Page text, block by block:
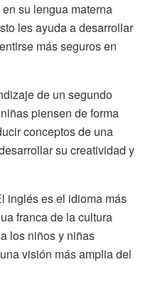
su lengua materna
les ayuda a desarrollar
más seguros en
de un segundo
piensen de forma
conceptos de una
su creatividad y
inglés es el idioma más
franca de la cultura
los niños y niñas
visión más amplia del